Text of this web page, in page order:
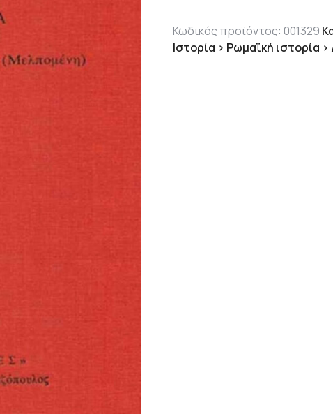
Κωδικός προϊόντος: 001329
Ιστορία > Ρωμαϊκή ιστορία